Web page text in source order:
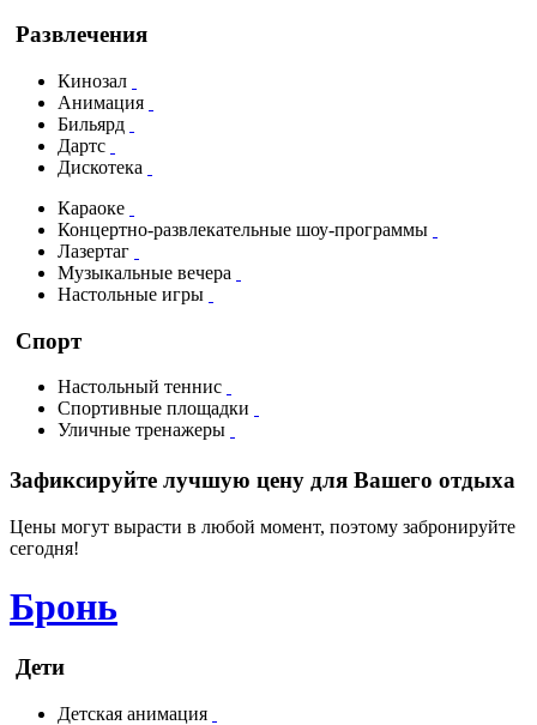
Развлечения
Кинозал
Анимация
Бильярд
Дартс
Дискотека
Караоке
Концертно-развлекательные шоу-программы
Лазертаг
Музыкальные вечера
Настольные игры
Спорт
Настольный теннис
Спортивные площадки
Уличные тренажеры
Зафиксируйте лучшую цену для Вашего отдыха
Цены могут вырасти в любой момент, поэтому забронируйте
сегодня!
Бронь
Дети
Детская анимация